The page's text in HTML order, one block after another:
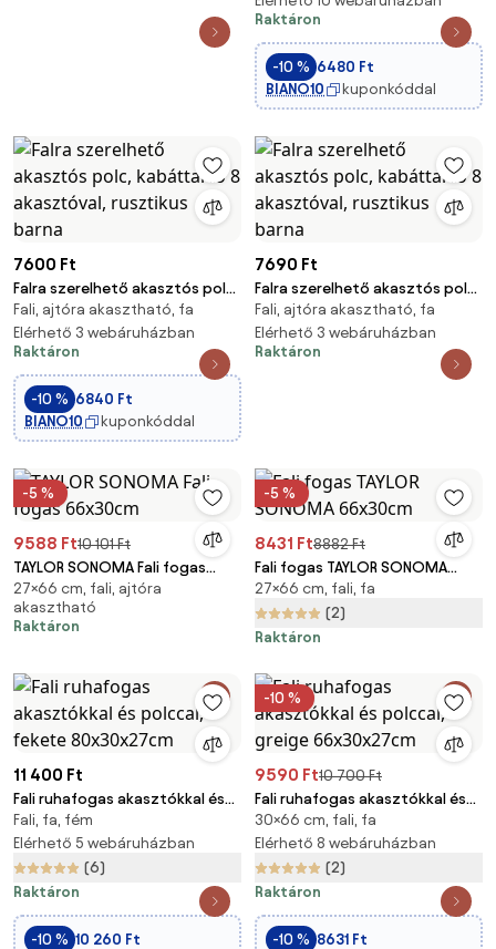
cm, fekete
Raktáron
-10 % 6480 Ft
BIANO10
kuponkóddal
7600 Ft
Falra szerelhető akasztós polc,
kabáttartó 8 akasztóval,
rusztikus barna
Fali, ajtóra akasztható, fa
Elérhető 3 webáruházban
Raktáron
-10 % 6840 Ft
BIANO10
kuponkóddal
7690 Ft
Falra szerelhető akasztós polc,
kabáttartó 8 akasztóval,
rusztikus barna
Fali, ajtóra akasztható, fa
Elérhető 3 webáruházban
Raktáron
-5 %
9588 Ft10 101 Ft
TAYLOR SONOMA Fali fogas
66x30cm
27×66 cm, fali, ajtóra
akasztható
Raktáron
-5 %
8431 Ft8882 Ft
Fali fogas TAYLOR SONOMA
66x30cm
27×66 cm, fali, fa
(2)
Raktáron
11 400 Ft
Fali ruhafogas akasztókkal és
polccal, fekete 80x30x27cm
Fali, fa, fém
Elérhető 5 webáruházban
(6)
Raktáron
-10 % 10 260 Ft
-10 %
9590 Ft10 700 Ft
Fali ruhafogas akasztókkal és
polccal, greige 66x30x27cm
30×66 cm, fali, fa
Elérhető 8 webáruházban
(2)
Raktáron
-10 % 8631 Ft